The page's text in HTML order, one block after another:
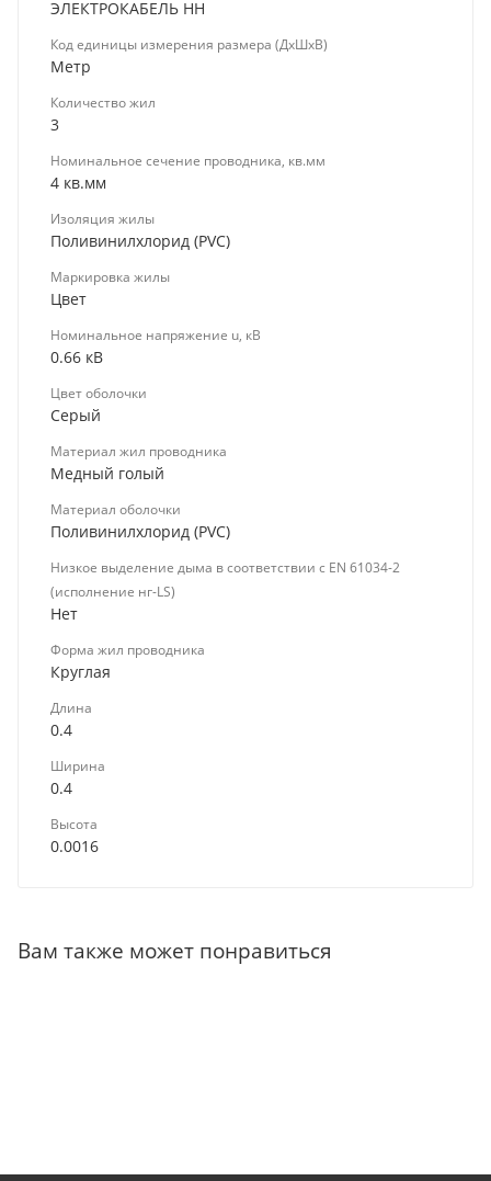
ЭЛЕКТРОКАБЕЛЬ НН
Код единицы измерения размера (ДхШхВ)
Метр
Количество жил
3
Номинальное сечение проводника, кв.мм
4 кв.мм
Изоляция жилы
Поливинилхлорид (PVC)
Маркировка жилы
Цвет
Номинальное напряжение u, кВ
0.66 кВ
Цвет оболочки
Серый
Материал жил проводника
Медный голый
Материал оболочки
Поливинилхлорид (PVC)
Низкое выделение дыма в соответствии с EN 61034-2
(исполнение нг-LS)
Нет
Форма жил проводника
Круглая
Длина
0.4
Ширина
0.4
Высота
0.0016
Вам также может понравиться